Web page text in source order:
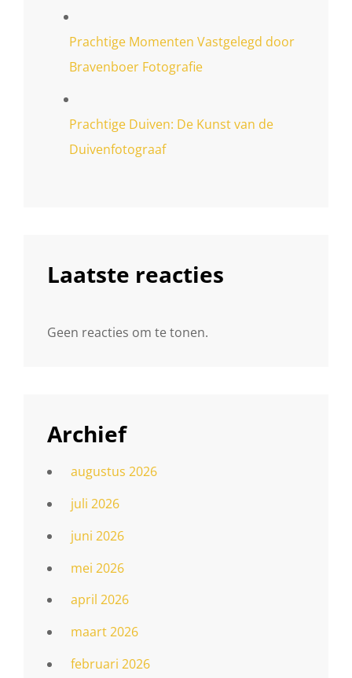
Prachtige Momenten Vastgelegd door
Bravenboer Fotografie
Prachtige Duiven: De Kunst van de
Duivenfotograaf
Laatste reacties
Geen reacties om te tonen.
Archief
augustus 2026
juli 2026
juni 2026
mei 2026
april 2026
maart 2026
februari 2026